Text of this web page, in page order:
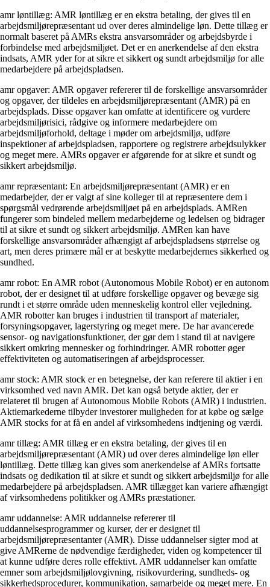
amr løntillæg: AMR løntillæg er en ekstra betaling, der gives til en
arbejdsmiljørepræsentant ud over deres almindelige løn. Dette tillæg er
normalt baseret på AMRs ekstra ansvarsområder og arbejdsbyrde i
forbindelse med arbejdsmiljøet. Det er en anerkendelse af den ekstra
indsats, AMR yder for at sikre et sikkert og sundt arbejdsmiljø for alle
medarbejdere på arbejdspladsen.
amr opgaver: AMR opgaver refererer til de forskellige ansvarsområder
og opgaver, der tildeles en arbejdsmiljørepræsentant (AMR) på en
arbejdsplads. Disse opgaver kan omfatte at identificere og vurdere
arbejdsmiljørisici, rådgive og informere medarbejdere om
arbejdsmiljøforhold, deltage i møder om arbejdsmiljø, udføre
inspektioner af arbejdspladsen, rapportere og registrere arbejdsulykker
og meget mere. AMRs opgaver er afgørende for at sikre et sundt og
sikkert arbejdsmiljø.
amr repræsentant: En arbejdsmiljørepræsentant (AMR) er en
medarbejder, der er valgt af sine kolleger til at repræsentere dem i
spørgsmål vedrørende arbejdsmiljøet på en arbejdsplads. AMRen
fungerer som bindeled mellem medarbejderne og ledelsen og bidrager
til at sikre et sundt og sikkert arbejdsmiljø. AMRen kan have
forskellige ansvarsområder afhængigt af arbejdspladsens størrelse og
art, men deres primære mål er at beskytte medarbejdernes sikkerhed og
sundhed.
amr robot: En AMR robot (Autonomous Mobile Robot) er en autonom
robot, der er designet til at udføre forskellige opgaver og bevæge sig
rundt i et større område uden menneskelig kontrol eller vejledning.
AMR robotter kan bruges i industrien til transport af materialer,
forsyningsopgaver, lagerstyring og meget mere. De har avancerede
sensor- og navigationsfunktioner, der gør dem i stand til at navigere
sikkert omkring mennesker og forhindringer. AMR robotter øger
effektiviteten og automatiseringen af arbejdsprocesser.
amr stock: AMR stock er en betegnelse, der kan referere til aktier i en
virksomhed ved navn AMR. Det kan også betyde aktier, der er
relateret til brugen af Autonomous Mobile Robots (AMR) i industrien.
Aktiemarkederne tilbyder investorer muligheden for at købe og sælge
AMR stocks for at få en andel af virksomhedens indtjening og værdi.
amr tillæg: AMR tillæg er en ekstra betaling, der gives til en
arbejdsmiljørepræsentant (AMR) ud over deres almindelige løn eller
løntillæg. Dette tillæg kan gives som anerkendelse af AMRs fortsatte
indsats og dedikation til at sikre et sundt og sikkert arbejdsmiljø for alle
medarbejdere på arbejdspladsen. AMR tillægget kan variere afhængigt
af virksomhedens politikker og AMRs præstationer.
amr uddannelse: AMR uddannelse refererer til
uddannelsesprogrammer og kurser, der er designet til
arbejdsmiljørepræsentanter (AMR). Disse uddannelser sigter mod at
give AMRerne de nødvendige færdigheder, viden og kompetencer til
at kunne udføre deres rolle effektivt. AMR uddannelser kan omfatte
emner som arbejdsmiljølovgivning, risikovurdering, sundheds- og
sikkerhedsprocedurer, kommunikation, samarbejde og meget mere. En